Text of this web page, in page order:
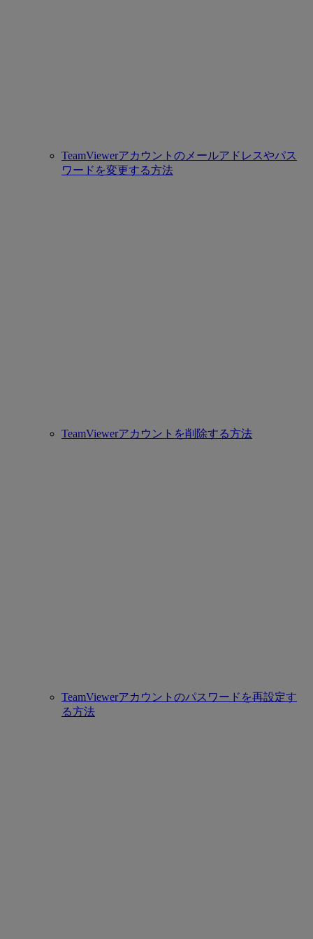
TeamViewerアカウントのメールアドレスやパス
ワードを変更する方法
TeamViewerアカウントを削除する方法
TeamViewerアカウントのパスワードを再設定す
る方法